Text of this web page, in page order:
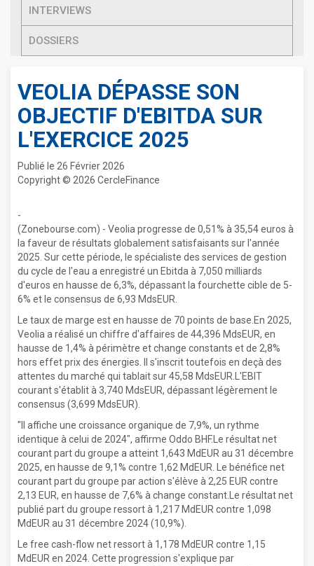
INTERVIEWS
DOSSIERS
VEOLIA DÉPASSE SON
OBJECTIF D'EBITDA SUR
L'EXERCICE 2025
Publié le 26 Février 2026
Copyright © 2026 CercleFinance
-
(Zonebourse.com) - Veolia progresse de 0,51% à 35,54 euros à
la faveur de résultats globalement satisfaisants sur l'année
2025. Sur cette période, le spécialiste des services de gestion
du cycle de l'eau a enregistré un Ebitda à 7,050 milliards
d'euros en hausse de 6,3%, dépassant la fourchette cible de 5-
6% et le consensus de 6,93 MdsEUR.
Le taux de marge est en hausse de 70 points de base.En 2025,
Veolia a réalisé un chiffre d'affaires de 44,396 MdsEUR, en
hausse de 1,4% à périmètre et change constants et de 2,8%
hors effet prix des énergies. Il s'inscrit toutefois en deçà des
attentes du marché qui tablait sur 45,58 MdsEUR.L'EBIT
courant s'établit à 3,740 MdsEUR, dépassant légèrement le
consensus (3,699 MdsEUR).
"Il affiche une croissance organique de 7,9%, un rythme
identique à celui de 2024", affirme Oddo BHF.Le résultat net
courant part du groupe a atteint 1,643 MdEUR au 31 décembre
2025, en hausse de 9,1% contre 1,62 MdEUR. Le bénéfice net
courant part du groupe par action s'élève à 2,25 EUR contre
2,13 EUR, en hausse de 7,6% à change constant.Le résultat net
publié part du groupe ressort à 1,217 MdEUR contre 1,098
MdEUR au 31 décembre 2024 (10,9%).
Le free cash-flow net ressort à 1,178 MdEUR contre 1,15
MdEUR en 2024. Cette progression s'explique par